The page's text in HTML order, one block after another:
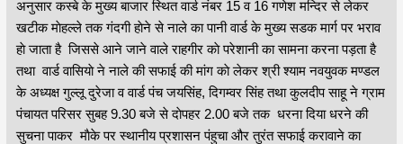
अनुसार कस्बे के मुख्य बाजार स्थित वार्ड नंबर 15 व 16 गणेश मन्दिर से लेकर
खटीक माेहल्ले तक गंदगी हाेने से नाले का पानी वार्ड के मुख्य सडक मार्ग पर भराव
हाे जाता है जिससे आने जाने वाले राहगीर काे परेशानी का सामना करना पड़ता है
तथा वार्ड वासियाे ने नाले की सफाई की मांग काे लेकर श्री श्याम नवयुवक मण्डल
के अध्यक्ष गुल्लू दुरेजा व वार्ड पंच जयसिंह, दिगम्वर सिंह तथा कुलदीप साहू ने ग्राम
पंचायत परिसर सुबह 9.30 बजे से दाेपहर 2.00 बजे तक धरना दिया धरने की
सुचना पाकर माैके पर स्थानीय प्रशासन पंहुचा और तुरंत सफाई करावाने का